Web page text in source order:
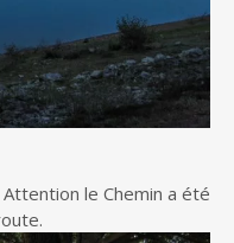
le Chemin a été